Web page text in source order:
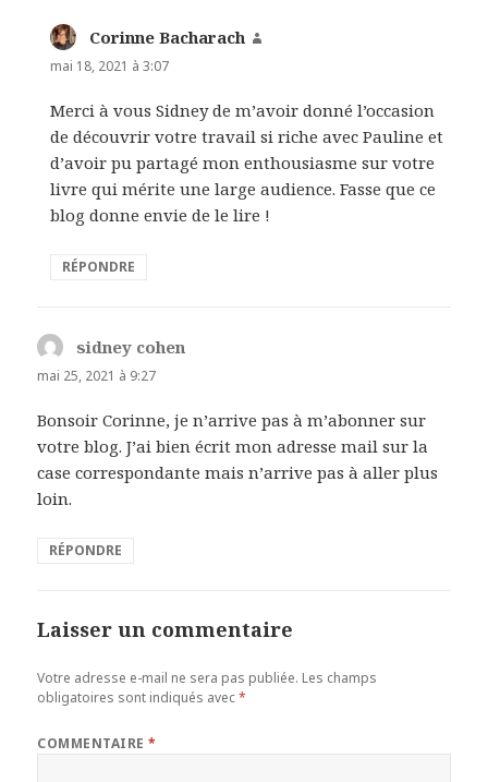
Corinne Bacharach
mai 18, 2021 à 3:07
Merci à vous Sidney de m’avoir donné l’occasion
de découvrir votre travail si riche avec Pauline et
d’avoir pu partagé mon enthousiasme sur votre
livre qui mérite une large audience. Fasse que ce
blog donne envie de le lire !
RÉPONDRE
sidney cohen
mai 25, 2021 à 9:27
Bonsoir Corinne, je n’arrive pas à m’abonner sur
votre blog. J’ai bien écrit mon adresse mail sur la
case correspondante mais n’arrive pas à aller plus
loin.
RÉPONDRE
Laisser un commentaire
Votre adresse e-mail ne sera pas publiée. Les champs
obligatoires sont indiqués avec*
COMMENTAIRE*